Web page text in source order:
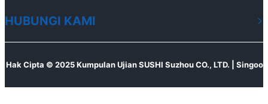
HUBUNGI KAMI
Hak Cipta © 2025 Kumpulan Ujian SUSHI Suzhou CO., LTD. | Singoo